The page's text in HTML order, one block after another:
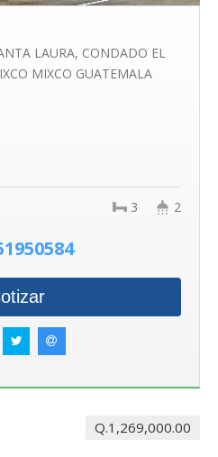
LAURA, CONDADO EL
MIXCO GUATEMALA
2
3
Q.1,269,000.00